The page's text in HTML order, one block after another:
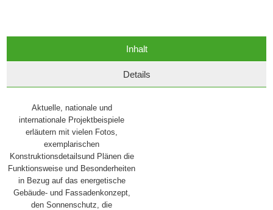
Inhalt
Details
Aktuelle, nationale und
internationale Projektbeispiele
erläutern mit vielen Fotos,
exemplarischen
Konstruktionsdetailsund Plänen die
Funktionsweise und Besonderheiten
in Bezug auf das energetische
Gebäude- und Fassadenkonzept,
den Sonnenschutz, die